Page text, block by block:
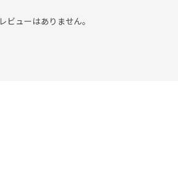
レビューはありません。